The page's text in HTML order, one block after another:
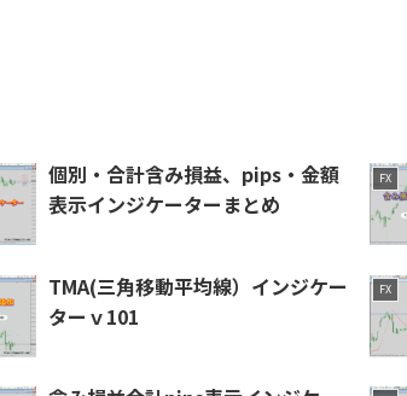
個別・合計含み損益、pips・金額
表示インジケーターまとめ
FX
TMA(三角移動平均線）インジケー
ターｖ101
FX